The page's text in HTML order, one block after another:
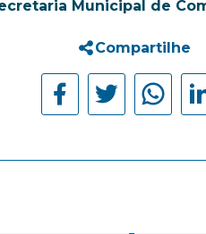
Municipal de
Compartilhe